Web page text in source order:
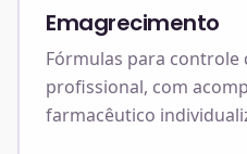
Emagrecimento
Fórmulas para controle
profissional, com
farmacêutico